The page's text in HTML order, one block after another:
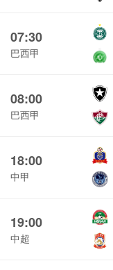
07:30
巴西甲
08:00
巴西甲
18:00
中甲
19:00
中超